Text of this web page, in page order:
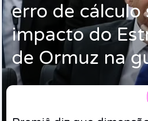
erro de cálculo
impacto do
de Ormuz na